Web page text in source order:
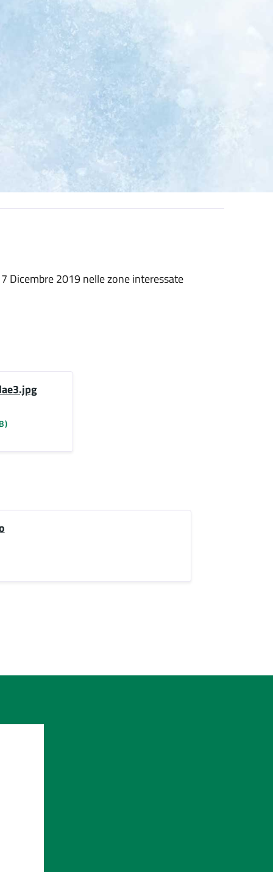
Dicembre 2019 nelle zone interessate